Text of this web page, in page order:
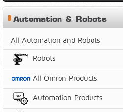
Automation & Robots
All Automation and Robots
Robots
All Omron Products
Automation Products